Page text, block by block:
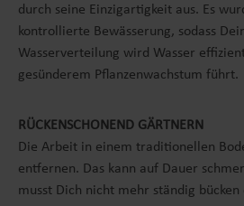
durch seine Einzigartigkeit aus. Es
kontrollierte Bewässerung, sodass
Wasserverteilung wird Wasser
gesünderem Pflanzenwachstum führt.
RÜCKENSCHONEND GÄRTNERN
Die Arbeit in einem traditionellen
entfernen. Das kann auf Dauer
musst Dich nicht mehr ständig